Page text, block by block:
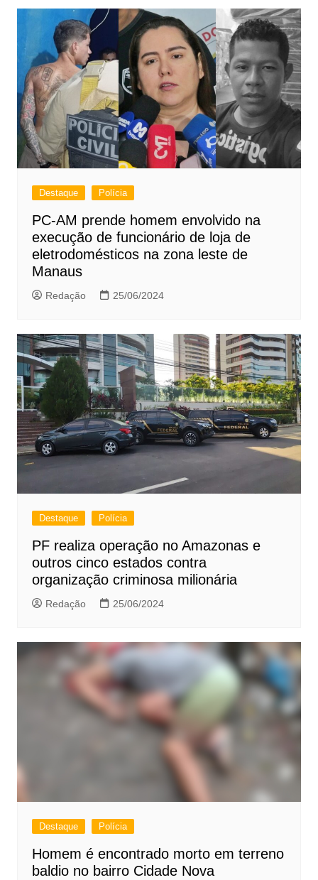
Destaque Polícia
PC-AM prende homem envolvido na
execução de funcionário de loja de
eletrodomésticos na zona leste de
Manaus
Redação 25/06/2024
Destaque Polícia
PF realiza operação no Amazonas e
outros cinco estados contra
organização criminosa milionária
Redação 25/06/2024
Destaque Polícia
Homem é encontrado morto em terreno
baldio no bairro Cidade Nova